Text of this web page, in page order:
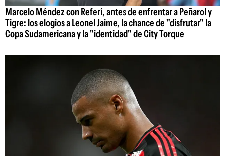
Marcelo Méndez con Referí, antes de enfrentar a Peñarol y
Tigre: los elogios a Leonel Jaime, la chance de "disfrutar" la
Copa Sudamericana y la "identidad" de City Torque